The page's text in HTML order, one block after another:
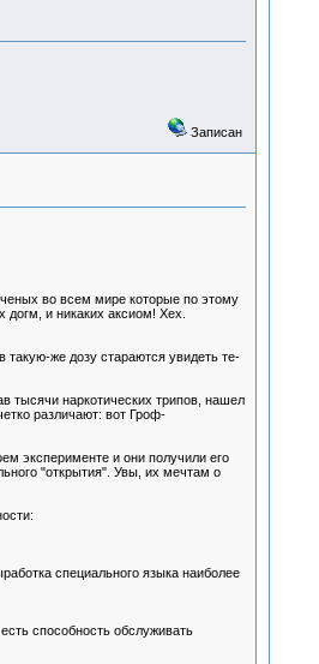
Записан
во всем мире которые по этому
и никаких аксиом! Хех.
же дозу стараются увидеть те-
наркотических трипов, нашел
различают: вот Гроф-
эксперименте и они получили его
"открытия". Увы, их мечтам о
специального языка наиболее
способность обслуживать